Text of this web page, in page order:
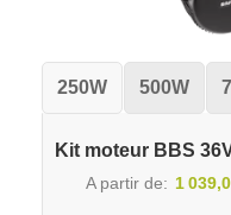
250W 500W
Kit moteur BBS
A partir de 1